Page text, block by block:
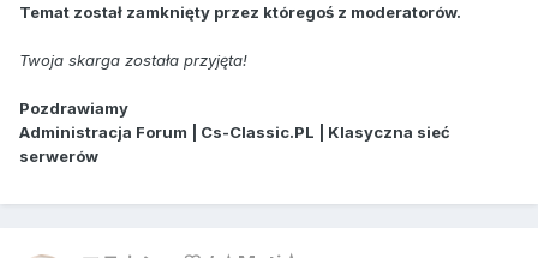
Temat został zamknięty przez któregoś z moderatorów.
Twoja skarga została przyjęta!
Pozdrawiamy
Administracja Forum | Cs-Classic.PL | Klasyczna sieć
serwerów